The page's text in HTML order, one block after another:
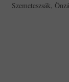
Szemeteszsák,